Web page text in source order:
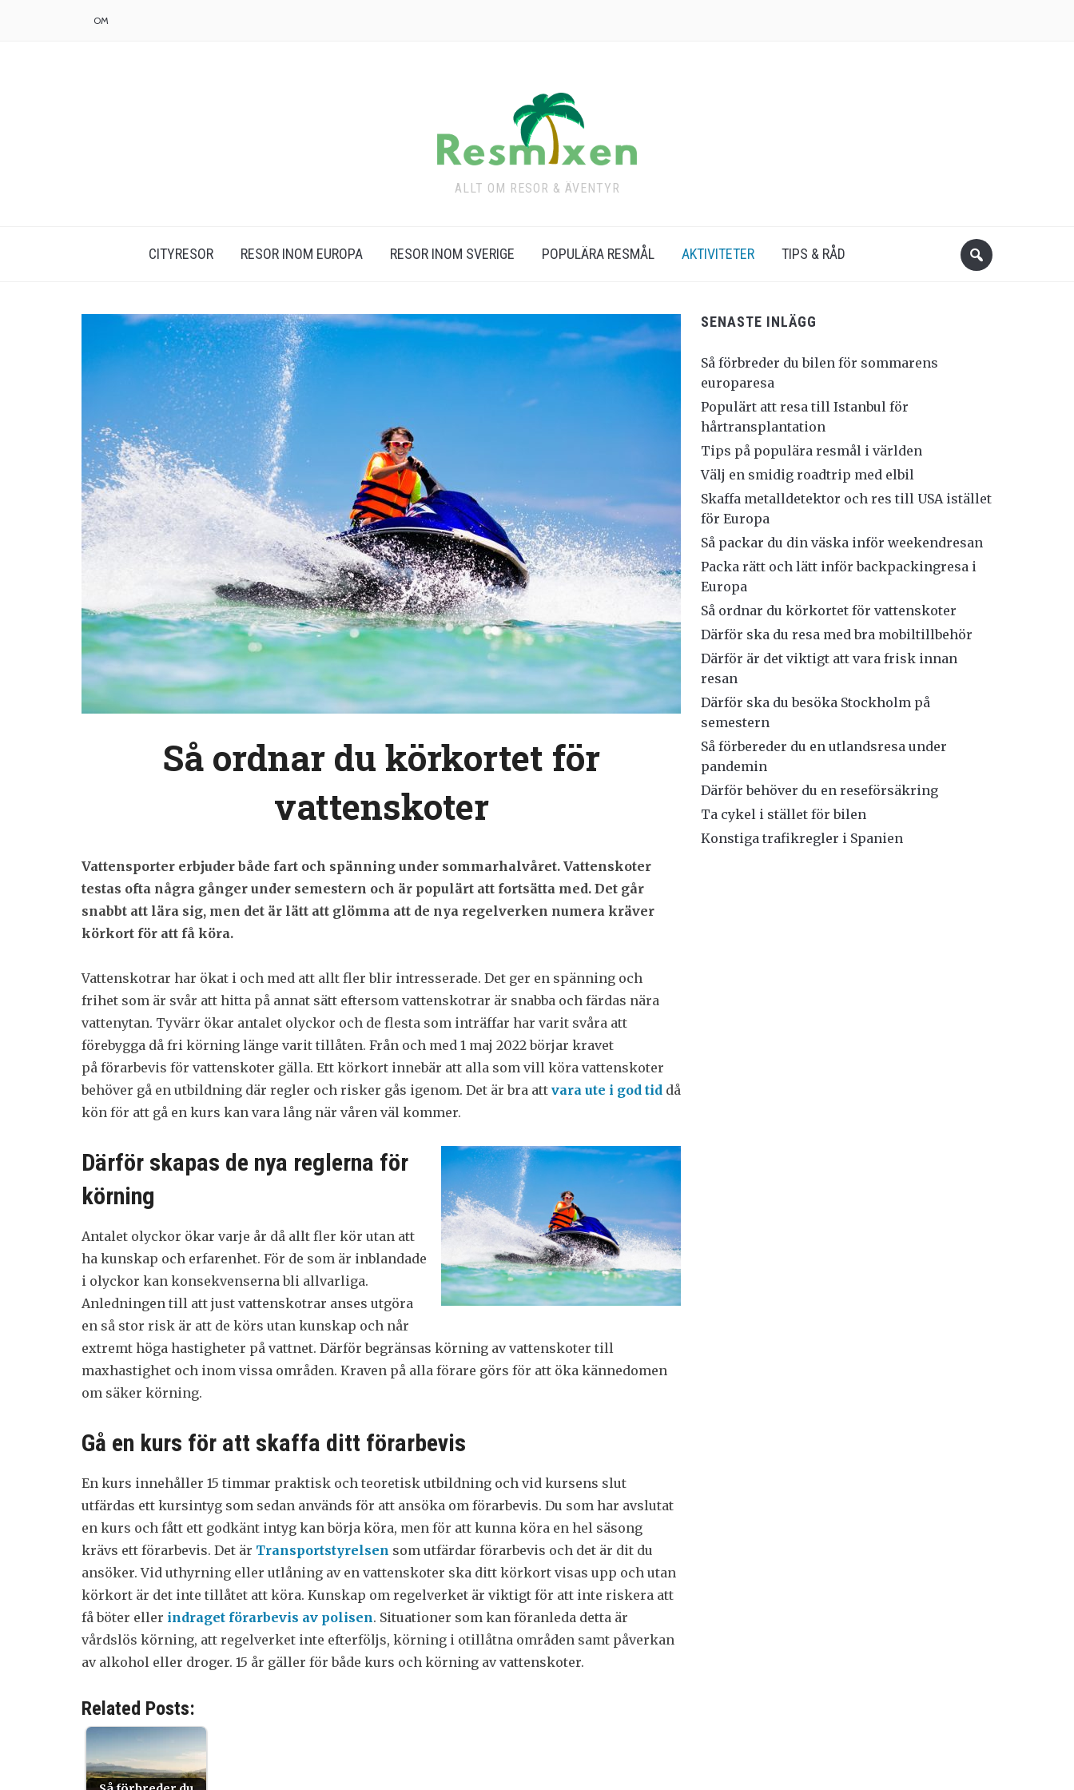
OM
ALLT OM RESOR & ÄVENTYR
CITYRESOR RESOR INOM EUROPA RESOR INOM SVERIGE POPULÄRA RESMÅL AKTIVITETER TIPS & RÅD
Så ordnar du körkortet för
vattenskoter
Vattensporter erbjuder både fart och spänning under sommarhalvåret. Vattenskoter
testas ofta några gånger under semestern och är populärt att fortsätta med. Det går
snabbt att lära sig, men det är lätt att glömma att de nya regelverken numera kräver
körkort för att få köra.
Vattenskotrar har ökat i och med att allt fler blir intresserade. Det ger en spänning och
frihet som är svår att hitta på annat sätt eftersom vattenskotrar är snabba och färdas nära
vattenytan. Tyvärr ökar antalet olyckor och de flesta som inträffar har varit svåra att
förebygga då fri körning länge varit tillåten. Från och med 1 maj 2022 börjar kravet
på förarbevis för vattenskoter gälla. Ett körkort innebär att alla som vill köra vattenskoter
behöver gå en utbildning där regler och risker gås igenom. Det är bra att vara ute i god tid då
kön för att gå en kurs kan vara lång när våren väl kommer.
Därför skapas de nya reglerna för
körning
Antalet olyckor ökar varje år då allt fler kör utan att
ha kunskap och erfarenhet. För de som är inblandade
i olyckor kan konsekvenserna bli allvarliga.
Anledningen till att just vattenskotrar anses utgöra
en så stor risk är att de körs utan kunskap och når
extremt höga hastigheter på vattnet. Därför begränsas körning av vattenskoter till
maxhastighet och inom vissa områden. Kraven på alla förare görs för att öka kännedomen
om säker körning.
Gå en kurs för att skaffa ditt förarbevis
En kurs innehåller 15 timmar praktisk och teoretisk utbildning och vid kursens slut
utfärdas ett kursintyg som sedan används för att ansöka om förarbevis. Du som har avslutat
en kurs och fått ett godkänt intyg kan börja köra, men för att kunna köra en hel säsong
krävs ett förarbevis. Det är Transportstyrelsen som utfärdar förarbevis och det är dit du
ansöker. Vid uthyrning eller utlåning av en vattenskoter ska ditt körkort visas upp och utan
körkort är det inte tillåtet att köra. Kunskap om regelverket är viktigt för att inte riskera att
få böter eller indraget förarbevis av polisen. Situationer som kan föranleda detta är
vårdslös körning, att regelverket inte efterföljs, körning i otillåtna områden samt påverkan
av alkohol eller droger. 15 år gäller för både kurs och körning av vattenskoter.
Related Posts:
SENASTE INLÄGG
Så förbreder du bilen för sommarens
europaresa
Populärt att resa till Istanbul för
hårtransplantation
Tips på populära resmål i världen
Välj en smidig roadtrip med elbil
Skaffa metalldetektor och res till USA istället
för Europa
Så packar du din väska inför weekendresan
Packa rätt och lätt inför backpackingresa i
Europa
Så ordnar du körkortet för vattenskoter
Därför ska du resa med bra mobiltillbehör
Därför är det viktigt att vara frisk innan
resan
Därför ska du besöka Stockholm på
semestern
Så förbereder du en utlandsresa under
pandemin
Därför behöver du en reseförsäkring
Ta cykel i stället för bilen
Konstiga trafikregler i Spanien